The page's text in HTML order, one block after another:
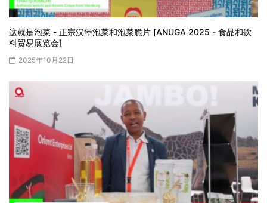
这就是泡菜 - 正宗汉堡泡菜和泡菜脆片 [ANUGA 2025 - 食品和饮
料贸易展览会]
2025年10月22日